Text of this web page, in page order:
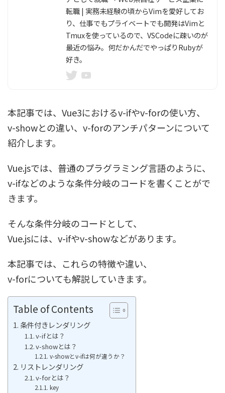
転職 | 実務未経験の頃からVimを愛好してお
り、仕事でもプライベートでも開発はVimと
Tmuxを使っているので、VSCodeに疎いのが
最近の悩み。何だかんだでやっぱりRubyが
好き。
本記事では、Vue3におけるv-ifやv-forの使い方、
v-showとの違い、v-forのアンチパターンについて
紹介します。
Vue.jsでは、普通のプラグラミング言語のように、
v-ifなどのような条件分岐のコードを書くことがで
きます。
そんな条件分岐のコードとして、
Vue.jsには、v-ifやv-showなどがあります。
本記事では、これらの特徴や違い、
v-forについても解説していきます。
Table of Contents
条件付きレンダリング
v-ifとは？
v-showとは？
v-showとv-ifは何が違うか？
リストレンダリング
v-forとは？
key